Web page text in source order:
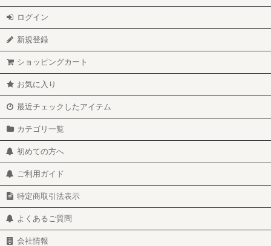
ログイン
新規登録
ショッピングカート
お気に入り
最近チェックしたアイテム
カテゴリ一覧
初めての方へ
ご利用ガイド
特定商取引法表示
よくあるご質問
会社情報